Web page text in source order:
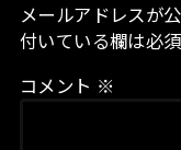
メールアドレスが
付いている欄は必
コメント ※